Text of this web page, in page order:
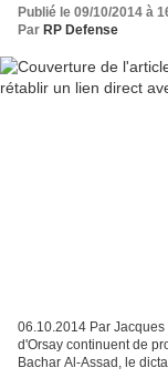
Publié le 09/10/2014 à
Par RP Defense
06.10.2014 Par
d'Orsay continuent de
Bachar Al-Assad, le